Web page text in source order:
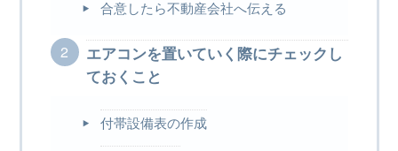
合意したら不動産会社へ伝える
エアコンを置いていく際にチェックし
ておくこと
付帯設備表の作成